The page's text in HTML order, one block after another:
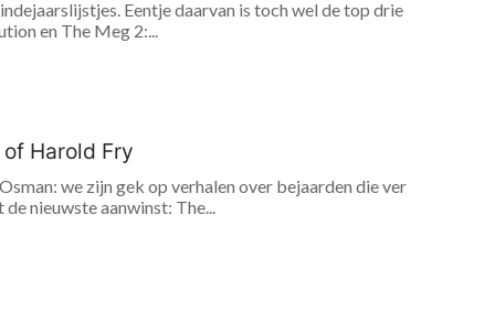
Eentje daarvan is toch wel de top drie
en The Meg 2:...
Harold Fry
we zijn gek op verhalen over bejaarden die ver
nieuwste aanwinst: The...